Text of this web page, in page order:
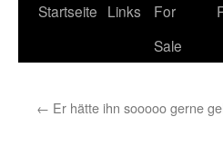
Startseite Links
For
Sale
← Er hätte ihn sooooo gerne